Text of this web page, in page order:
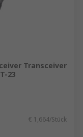
Transceiver
23
€ 1,664/Stück